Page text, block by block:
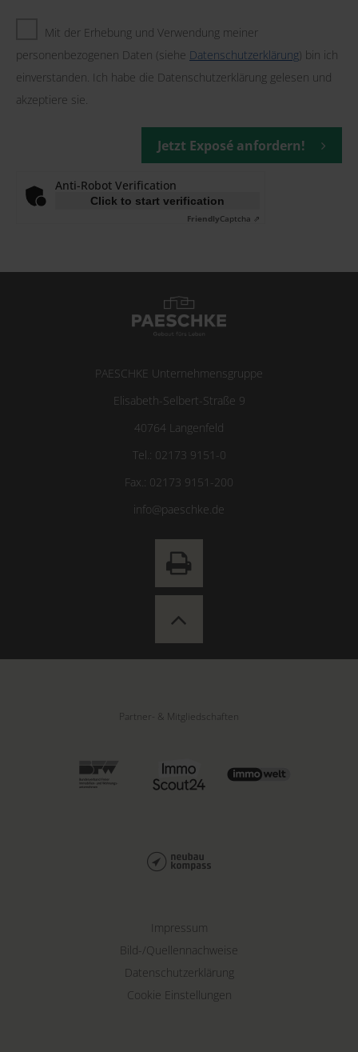
Mit der Erhebung und Verwendung meiner
personenbezogenen Daten (siehe Datenschutzerklärung) bin ich
einverstanden. Ich habe die Datenschutzerklärung gelesen und
akzeptiere sie.
Jetzt Exposé anfordern!
Anti-Robot Verification
Click to start verification
FriendlyCaptcha ⇗
PAESCHKE Unternehmensgruppe
Elisabeth-Selbert-Straße 9
40764 Langenfeld
Tel.: 02173 9151-0
Fax.: 02173 9151-200
info@paeschke.de
Partner- & Mitgliedschaften
Impressum
Bild-/Quellennachweise
Datenschutzerklärung
Cookie Einstellungen